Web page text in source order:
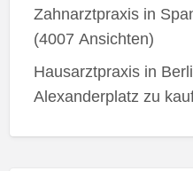
Zahnarztpraxis in
(4007 Ansichten)
Hausarztpraxis in
Alexanderplatz zu